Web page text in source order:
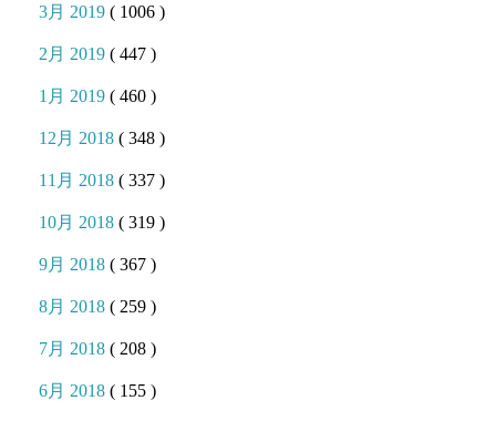
3月 2019( 1006 )
2月 2019( 447 )
1月 2019( 460 )
12月 2018( 348 )
11月 2018( 337 )
10月 2018( 319 )
9月 2018( 367 )
8月 2018( 259 )
7月 2018( 208 )
6月 2018( 155 )